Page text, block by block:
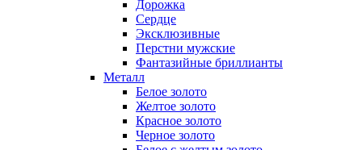
Дорожка
Сердце
Эксклюзивные
Перстни мужские
Фантазийные бриллианты
Металл
Белое золото
Желтое золото
Красное золото
Черное золото